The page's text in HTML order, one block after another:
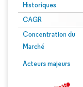
Historiques
CAGR
Concentration du
Marché
Acteurs majeurs